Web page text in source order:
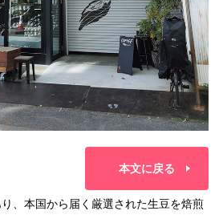
本文に戻る
、本国から届く厳選された生豆を焙煎